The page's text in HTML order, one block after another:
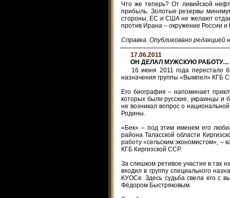
Что же теперь? От ливийской
прибыль. Золотые резервы
стороны, ЕС и США не желают
против Ирана – окружение России
Справка. Опубликовано редакцией
17.06.2011
ОН ДЕЛАЛ МУЖСКУЮ РАБОТУ…
16 июня 2011 года перестало
назначения группы «Вымпел» КГБ
Его биография – напоминает
которых были русские, украинцы и
не возникал вопрос о
Родины.
«Бек» – под этим именем его
района Таласской области
работу «сельским экономистом», –
КГБ Киргизской ССР.
За слишком ретивое участие в так
входил в группу специального
КУОСе. Здесь судьба свела его с
Фёдором Быстряковым.